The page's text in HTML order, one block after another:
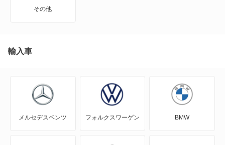
その他
輸入車
メルセデスベンツ フォルクスワーゲン BMW